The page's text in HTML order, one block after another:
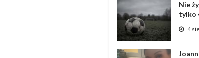
Nie
tylko
4